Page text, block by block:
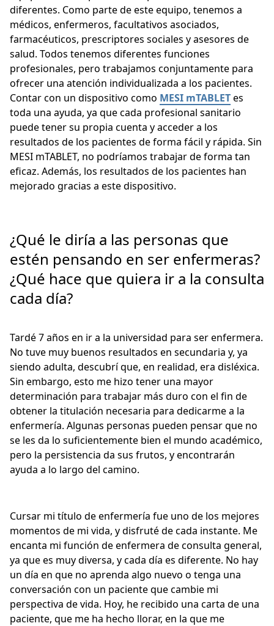
diferentes. Como parte de este equipo, tenemos a
médicos, enfermeros, facultativos asociados,
farmacéuticos, prescriptores sociales y asesores de
salud. Todos tenemos diferentes funciones
profesionales, pero trabajamos conjuntamente para
ofrecer una atención individualizada a los pacientes.
Contar con un dispositivo como MESI mTABLETes
toda una ayuda, ya que cada profesional sanitario
puede tener su propia cuenta y acceder a los
resultados de los pacientes de forma fácil y rápida. Sin
MESI mTABLET, no podríamos trabajar de forma tan
eficaz. Además, los resultados de los pacientes han
mejorado gracias a este dispositivo.
¿Qué le diría a las personas que
estén pensando en ser enfermeras?
¿Qué hace que quiera ir a la consulta
cada día?
Tardé 7 años en ir a la universidad para ser enfermera.
No tuve muy buenos resultados en secundaria y, ya
siendo adulta, descubrí que, en realidad, era disléxica.
Sin embargo, esto me hizo tener una mayor
determinación para trabajar más duro con el fin de
obtener la titulación necesaria para dedicarme a la
enfermería. Algunas personas pueden pensar que no
se les da lo suficientemente bien el mundo académico,
pero la persistencia da sus frutos, y encontrarán
ayuda a lo largo del camino.
Cursar mi título de enfermería fue uno de los mejores
momentos de mi vida, y disfruté de cada instante. Me
encanta mi función de enfermera de consulta general,
ya que es muy diversa, y cada día es diferente. No hay
un día en que no aprenda algo nuevo o tenga una
conversación con un paciente que cambie mi
perspectiva de vida. Hoy, he recibido una carta de una
paciente, que me ha hecho llorar, en la que me